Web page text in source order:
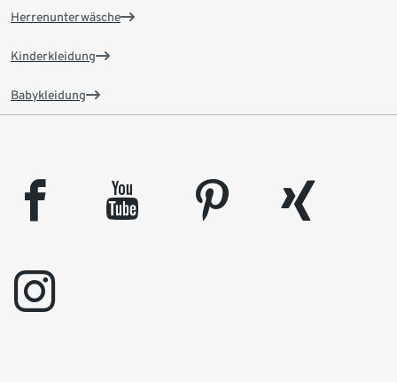
Herrenunterwäsche
Kinderkleidung
Babykleidung
facebook youtube pinterest
xing
instagram